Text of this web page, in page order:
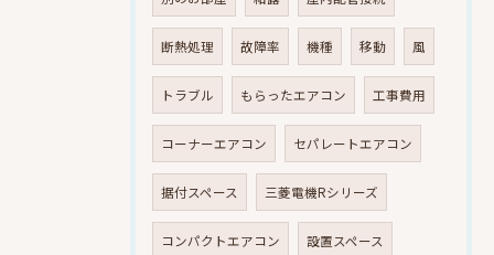
断熱処理 故障率 機種 移動 風
トラブル もらったエアコン 工事費用
コーナーエアコン セパレートエアコン
据付スペース 三菱電機Rシリーズ
コンパクトエアコン 設置スペース